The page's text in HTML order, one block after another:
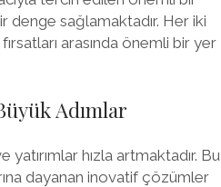
denge sağlamaktadır. Her iki
arasında önemli bir yer
Adımlar
hızla artmaktadır. Bu
dayanan inovatif çözümler